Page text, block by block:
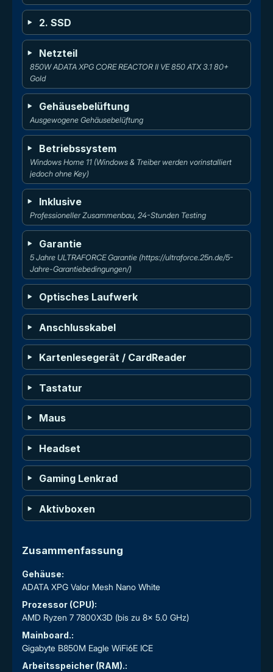
2. SSD
Netzteil
850W ADATA XPG CORE REACTOR II VE 850 ATX 3.1 80+
Gold
Gehäusebelüftung
Ausgewogene Gehäusebelüftung
Betriebssystem
Windows Home 11 (Windows & Treiber werden vorinstalliert
jedoch ohne Key)
Inklusive
Professioneller Zusammenbau, 24-Stunden Testing
Garantie
5 Jahre ULTRAFORCE Garantie (https://ultraforce.25n.de/5-
Jahre-Garantiebedingungen/)
Optisches Laufwerk
Anschlusskabel
Kartenlesegerät / CardReader
Tastatur
Maus
Headset
Gaming Lenkrad
Aktivboxen
Zusammenfassung
Gehäuse:
ADATA XPG Valor Mesh Nano White
Prozessor (CPU):
AMD Ryzen 7 7800X3D (bis zu 8x 5.0 GHz)
Mainboard.:
Gigabyte B850M Eagle WiFi6E ICE
Arbeitsspeicher (RAM).: